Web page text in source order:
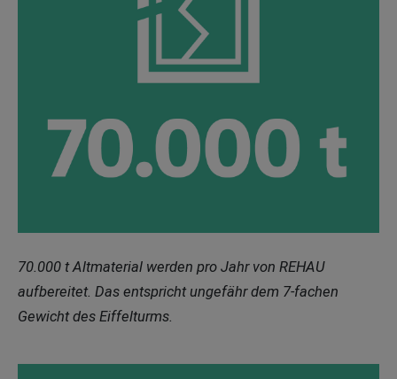
70.000 t Altmaterial werden pro Jahr von REHAU
aufbereitet. Das entspricht ungefähr dem 7-fachen
Gewicht des Eiffelturms.